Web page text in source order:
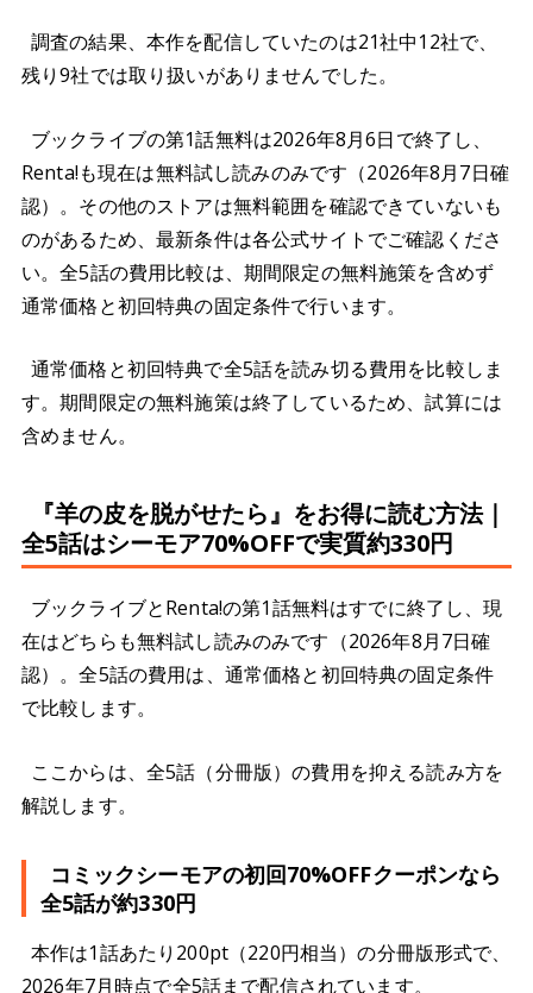
調査の結果、本作を配信していたのは21社中12社で、
残り9社では取り扱いがありませんでした。
ブックライブの第1話無料は2026年8月6日で終了し、
Renta!も現在は無料試し読みのみです（2026年8月7日確
認）。その他のストアは無料範囲を確認できていないも
のがあるため、最新条件は各公式サイトでご確認くださ
い。全5話の費用比較は、期間限定の無料施策を含めず
通常価格と初回特典の固定条件で行います。
通常価格と初回特典で全5話を読み切る費用を比較しま
す。期間限定の無料施策は終了しているため、試算には
含めません。
『羊の皮を脱がせたら』をお得に読む方法｜
全5話はシーモア70%OFFで実質約330円
ブックライブとRenta!の第1話無料はすでに終了し、現
在はどちらも無料試し読みのみです（2026年8月7日確
認）。全5話の費用は、通常価格と初回特典の固定条件
で比較します。
ここからは、全5話（分冊版）の費用を抑える読み方を
解説します。
コミックシーモアの初回70%OFFクーポンなら
全5話が約330円
本作は1話あたり200pt（220円相当）の分冊版形式で、
2026年7月時点で全5話まで配信されています。